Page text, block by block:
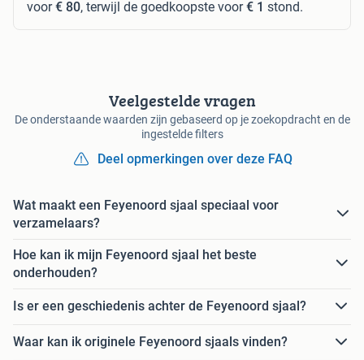
voor€ 80, terwijl de goedkoopste voor€ 1 stond.
Veelgestelde vragen
De onderstaande waarden zijn gebaseerd op je zoekopdracht en de
ingestelde filters
Deel opmerkingen over deze FAQ
Wat maakt een Feyenoord sjaal speciaal voor
verzamelaars?
Hoe kan ik mijn Feyenoord sjaal het beste
onderhouden?
Is er een geschiedenis achter de Feyenoord sjaal?
Waar kan ik originele Feyenoord sjaals vinden?